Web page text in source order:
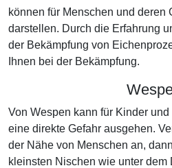
können für Menschen und deren
darstellen. Durch die Erfahrung
der Bekämpfung von
Ihnen bei der Bekämpfung.
Von Wespen kann für Kinder
eine direkte Gefahr ausgehen.
der Nähe von Menschen an,
kleinsten Nischen wie unter